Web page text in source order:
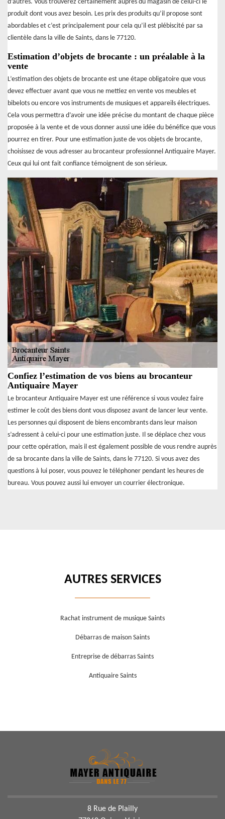
d’autres. Vous trouverez certainement auprès du magasin de celui-ci le
produit dont vous avez besoin. Les prix des produits qu’il propose sont
abordables et c’est principalement pour cela qu’il est plébiscité par sa
clientèle dans la ville de Saints, dans le 77120.
Estimation d’objets de brocante : un préalable à la
vente
L’estimation des objets de brocante est une étape obligatoire que vous
devez effectuer avant que vous ne mettiez en vente vos meubles et
bibelots ou encore vos instruments de musiques et appareils électriques.
Cela vous permettra d’avoir une idée précise du montant de chaque pièce
proposée à la vente et de vous donner aussi une idée du bénéfice que vous
pourrez en tirer. Pour une estimation juste de vos objets de brocante,
choisissez de vous adresser au brocanteur professionnel Antiquaire Mayer.
Ceux qui lui ont fait confiance témoignent de son sérieux.
Confiez l’estimation de vos biens au brocanteur
Antiquaire Mayer
Le brocanteur Antiquaire Mayer est une référence si vous voulez faire
estimer le coût des biens dont vous disposez avant de lancer leur vente.
Les personnes qui disposent de biens encombrants dans leur maison
s’adressent à celui-ci pour une estimation juste. Il se déplace chez vous
pour cette opération, mais il est également possible de vous rendre auprès
de sa brocante dans la ville de Saints, dans le 77120. Si vous avez des
questions à lui poser, vous pouvez le téléphoner pendant les heures de
bureau. Vous pouvez aussi lui envoyer un courrier électronique.
AUTRES SERVICES
Rachat instrument de musique Saints
Débarras de maison Saints
Entreprise de débarras Saints
Antiquaire Saints
8 Rue de Plailly